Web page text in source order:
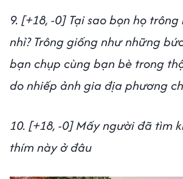
9. [+18, -0] Tại sao bọn họ
nhỉ? Trông giống như những
bạn chụp cùng bạn bè trong
do nhiếp ảnh gia địa phương
10. [+18, -0] Mấy người đã tìm
thím này ở đâu